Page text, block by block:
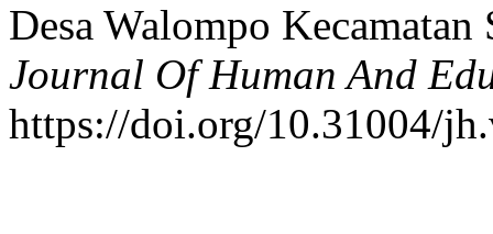
Desa Walompo
Journal Of Human And
https://doi.org/10.31004/